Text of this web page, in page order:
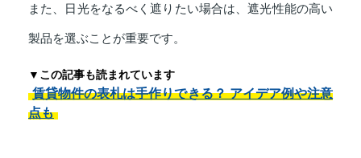
また、日光をなるべく遮りたい場合は、遮光性能の高い
製品を選ぶことが重要です。
▼この記事も読まれています
賃貸物件の表札は手作りできる？ アイデア例や注意
点も